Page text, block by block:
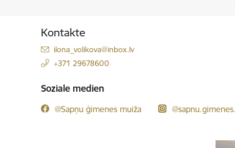
Kontakte
E-Mail:
ilona_volikova@inbox.lv
+371 29678600
Soziale medien
@Sapņu ģimenes muiža